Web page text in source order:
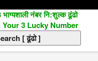
नंबर नि:शुल्क ढूंढो
Your 3 Lucky Number